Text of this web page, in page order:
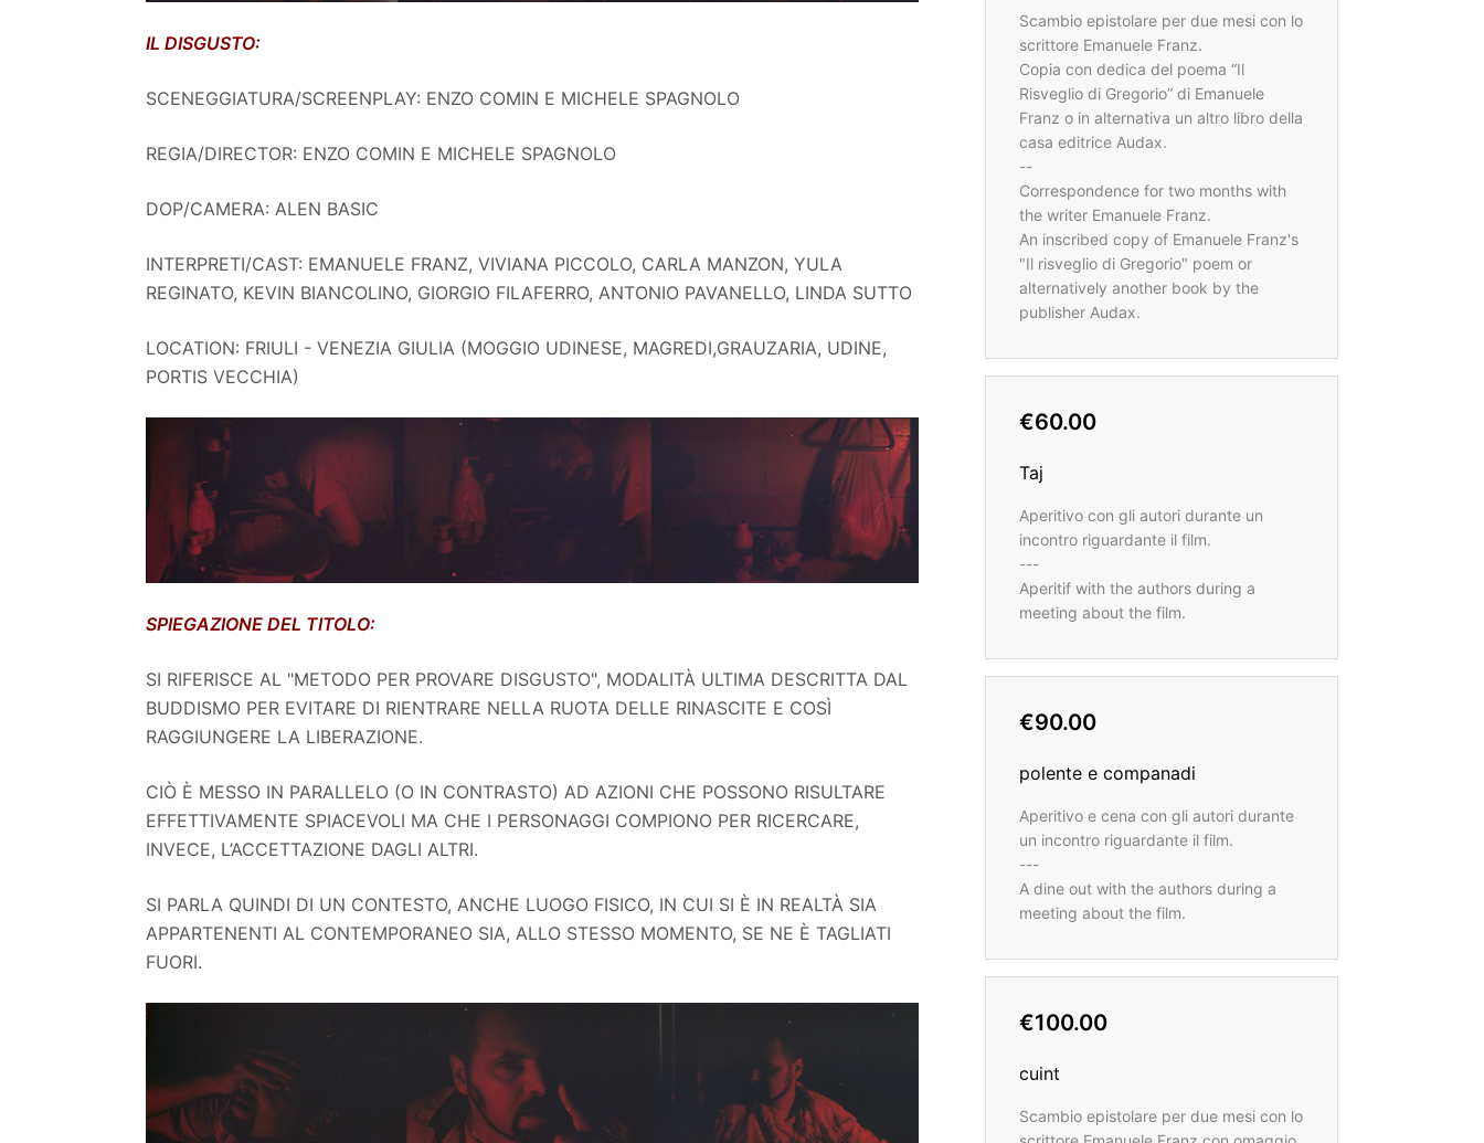
IL DISGUSTO:
SCENEGGIATURA/SCREENPLAY: ENZO COMIN E MICHELE SPAGNOLO
REGIA/DIRECTOR: ENZO COMIN E MICHELE SPAGNOLO
DOP/CAMERA: ALEN BASIC
INTERPRETI/CAST: EMANUELE FRANZ, VIVIANA PICCOLO, CARLA MANZON, YULA
REGINATO, KEVIN BIANCOLINO, GIORGIO FILAFERRO, ANTONIO PAVANELLO, LINDA SUTTO
LOCATION: FRIULI - VENEZIA GIULIA (MOGGIO UDINESE, MAGREDI,GRAUZARIA, UDINE,
PORTIS VECCHIA)
SPIEGAZIONE DEL TITOLO:
SI RIFERISCE AL "METODO PER PROVARE DISGUSTO", MODALITÀ ULTIMA DESCRITTA DAL
BUDDISMO PER EVITARE DI RIENTRARE NELLA RUOTA DELLE RINASCITE E COSÌ
RAGGIUNGERE LA LIBERAZIONE.
CIÒ È MESSO IN PARALLELO (O IN CONTRASTO) AD AZIONI CHE POSSONO RISULTARE
EFFETTIVAMENTE SPIACEVOLI MA CHE I PERSONAGGI COMPIONO PER RICERCARE,
INVECE, L’ACCETTAZIONE DAGLI ALTRI.
SI PARLA QUINDI DI UN CONTESTO, ANCHE LUOGO FISICO, IN CUI SI È IN REALTÀ SIA
APPARTENENTI AL CONTEMPORANEO SIA, ALLO STESSO MOMENTO, SE NE È TAGLIATI
FUORI.
Scambio epistolare per due mesi con lo
scrittore Emanuele Franz.
Copia con dedica del poema “Il
Risveglio di Gregorio” di Emanuele
Franz o in alternativa un altro libro della
casa editrice Audax.
--
Correspondence for two months with
the writer Emanuele Franz.
An inscribed copy of Emanuele Franz's
"Il risveglio di Gregorio" poem or
alternatively another book by the
publisher Audax.
€60.00
Taj
Aperitivo con gli autori durante un
incontro riguardante il film.
---
Aperitif with the authors during a
meeting about the film.
€90.00
polente e companadi
Aperitivo e cena con gli autori durante
un incontro riguardante il film.
---
A dine out with the authors during a
meeting about the film.
€100.00
cuint
Scambio epistolare per due mesi con lo